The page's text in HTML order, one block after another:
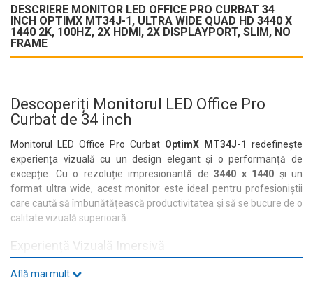
DESCRIERE MONITOR LED OFFICE PRO CURBAT 34
INCH OPTIMX MT34J-1, ULTRA WIDE QUAD HD 3440 X
1440 2K, 100HZ, 2X HDMI, 2X DISPLAYPORT, SLIM, NO
FRAME
Descoperiți Monitorul LED Office Pro
Curbat de 34 inch
Monitorul LED Office Pro Curbat OptimX MT34J-1
redefinește
experiența vizuală cu un design elegant și o performanță de
excepție. Cu o rezoluție impresionantă de 3440 x 1440 și un
format ultra wide, acest monitor este ideal pentru profesioniștii
care caută să îmbunătățească productivitatea și să se bucure de o
calitate vizuală superioară.
Experiență Vizuală Imersivă
Cu o diagonală de
Află mai mult